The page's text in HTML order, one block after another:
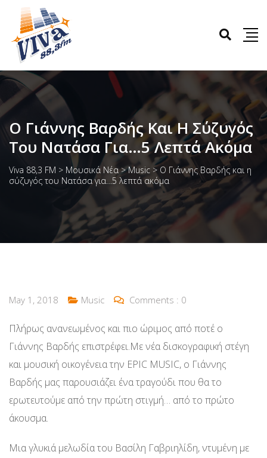
Ο Γιάννης Βαρδής Και Η Σύζυγός
Του Νατάσα Για…5 Λεπτά Ακόμα
Viva 88,3 FM > Μουσικά Νέα>Music > Ο Γιάννης Βαρδής και η
σύζυγός του Νατάσα για…5 λεπτά ακόμα
May 1, 2018 Music Comments : 0
Πλήρως ανανεωμένος και πιο ώριμος από ποτέ ο
Γιάννης Βαρδής επιστρέφει.Με νέα δισκογραφική στέγη
και μουσική οικογένεια την EPIC MUSIC, ο Γιάννης
Βαρδής μας παρουσιάζει ένα τραγούδι που θα το
ερωτευτούμε από την πρώτη στιγμή… από το πρώτο
άκουσμα.
Μια γλυκιά μελωδία του Βασίλη Γαβριηλίδη, ντυμένη με